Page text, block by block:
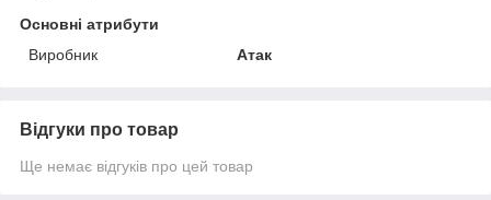
Основні атрибути
Виробник
Атак
Відгуки про товар
Ще немає відгуків про цей товар